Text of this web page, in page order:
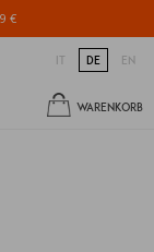
€
IT DE EN
WARENKORB